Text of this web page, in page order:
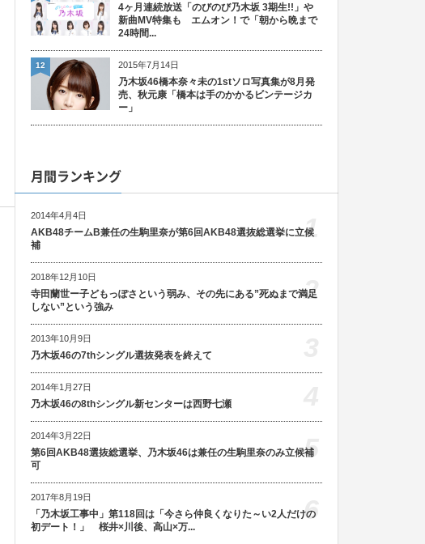
4ヶ月連続放送「のびのび乃木坂 3期生!!」や
新曲MV特集も エムオン！で「朝から晩まで
24時間...
2015年7月14日
乃木坂46橋本奈々未の1stソロ写真集が8月発
売、秋元康「橋本は手のかかるビンテージカ
ー」
12
月間ランキング
2014年4月4日
AKB48チームB兼任の生駒里奈が第6回AKB48選抜総選挙に立候
補
1
2018年12月10日
寺田蘭世ー子どもっぽさという弱み、その先にある”死ぬまで満足
しない”という強み
2
2013年10月9日
乃木坂46の7thシングル選抜発表を終えて
2014年1月27日
乃木坂46の8thシングル新センターは西野七瀬
2014年3月22日
第6回AKB48選抜総選挙、乃木坂46は兼任の生駒里奈のみ立候補
可
5
2017年8月19日
「乃木坂工事中」第118回は「今さら仲良くなりた～い2人だけの
初デート！」 桜井×川後、高山×万...
6